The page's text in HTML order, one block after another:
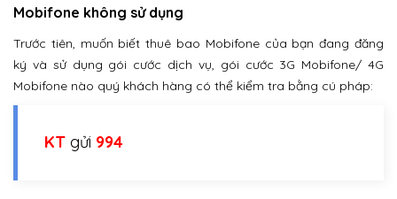
Mobifone không sử dụng
Trước tiên, muốn biết thuê bao Mobifone của bạn đang đăng
ký và sử dụng gói cước dịch vụ, gói cước 3G Mobifone/ 4G
Mobifone nào quý khách hàng có thể kiểm tra bằng cú pháp:
KT gửi 994